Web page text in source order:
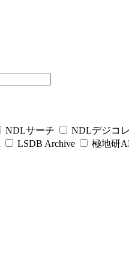
NDLサーチ NDLデジコ
LSDB Archive 極地研